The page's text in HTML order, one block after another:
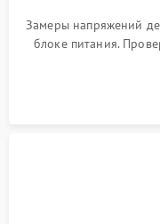
Замеры напряжений
блоке питания.
помощью
светодиодных